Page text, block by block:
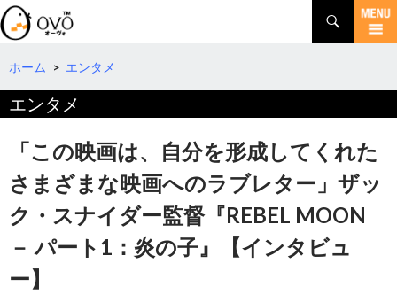
検
索
コ
テ
へ
ホーム > エンタメ
エンタメ
「この映画は、自分を形成してくれた
さまざまな映画へのラブレター」ザッ
ク・スナイダー監督『REBEL MOON
－ パート1：炎の子』【インタビュ
ー】